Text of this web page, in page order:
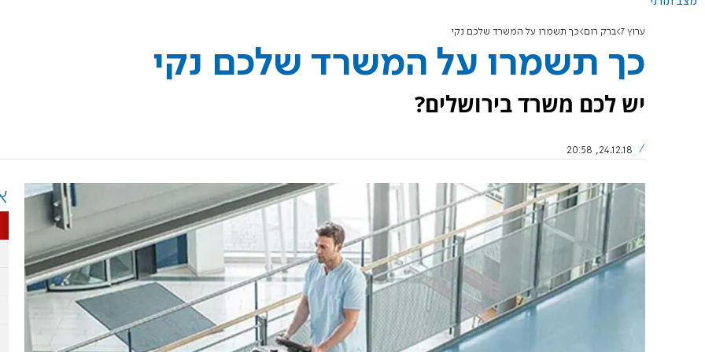
ערוץ 7 ברק רום כך תשמרו על המשרד שלכם נקי
כך תשמרו על המשרד שלכם נקי
יש לכם משרד בירושלים?
24.12.18, 20:58